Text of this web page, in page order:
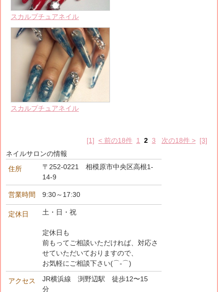
スカルプチュアネイル
スカルプチュアネイル
[1] < 前の18件 1 2 3 次の18件 > [3]
ネイルサロンの情報
住所
〒252-0221 相模原市中央区高根1-
14-9
営業時間 9:30～17:30
定休日 土・日・祝
定休日も
前もってご相談いただければ、対応さ
せていただいておりますので、
お気軽にご相談下さい(⌒‐⌒)
アクセス
JR横浜線 渕野辺駅 徒歩12〜15
分